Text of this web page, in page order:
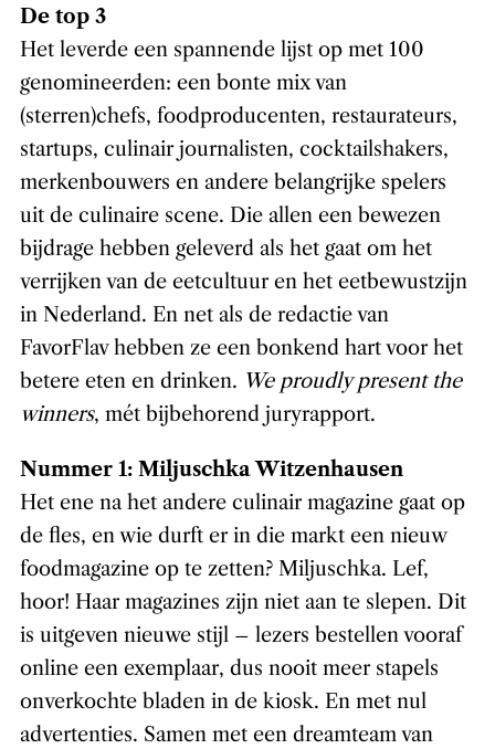
De top 3
Het leverde een spannende lijst op met 100
genomineerden: een bonte mix van
(sterren)chefs, foodproducenten, restaurateurs,
startups, culinair journalisten, cocktailshakers,
merkenbouwers en andere belangrijke spelers
uit de culinaire scene. Die allen een bewezen
bijdrage hebben geleverd als het gaat om het
verrijken van de eetcultuur en het eetbewustzijn
in Nederland. En net als de redactie van
FavorFlav hebben ze een bonkend hart voor het
betere eten en drinken. We proudly present the
winners, mét bijbehorend juryrapport.
Nummer 1: Miljuschka Witzenhausen
Het ene na het andere culinair magazine gaat op
de fles, en wie durft er in die markt een nieuw
foodmagazine op te zetten? Miljuschka. Lef,
hoor! Haar magazines zijn niet aan te slepen. Dit
is uitgeven nieuwe stijl – lezers bestellen vooraf
online een exemplaar, dus nooit meer stapels
onverkochte bladen in de kiosk. En met nul
advertenties. Samen met een dreamteam van